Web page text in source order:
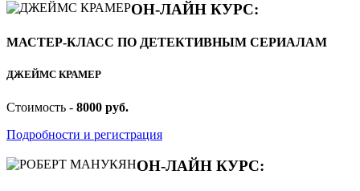
ОН-ЛАЙН КУРС:
МАСТЕР-КЛАСС ПО ДЕТЕКТИВНЫМ СЕРИАЛАМ
ДЖЕЙМС КРАМЕР
Стоимость - 8000 руб.
Подробности и регистрация
ОН-ЛАЙН КУРС: